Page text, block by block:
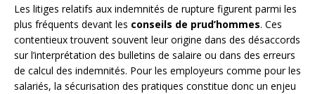
Les litiges relatifs aux indemnités de rupture figurent parmi les
plus fréquents devant les conseils de prud’hommes. Ces
contentieux trouvent souvent leur origine dans des désaccords
sur l’interprétation des bulletins de salaire ou dans des erreurs
de calcul des indemnités. Pour les employeurs comme pour les
salariés, la sécurisation des pratiques constitue donc un enjeu